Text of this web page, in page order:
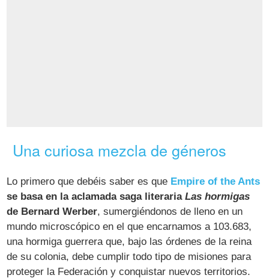
Una curiosa mezcla de géneros
Lo primero que debéis saber es que Empire of the Ants
se basa en la aclamada saga literariaLas hormigas
de Bernard Werber, sumergiéndonos de lleno en un
mundo microscópico en el que encarnamos a 103.683,
una hormiga guerrera que, bajo las órdenes de la reina
de su colonia, debe cumplir todo tipo de misiones para
proteger la Federación y conquistar nuevos territorios.